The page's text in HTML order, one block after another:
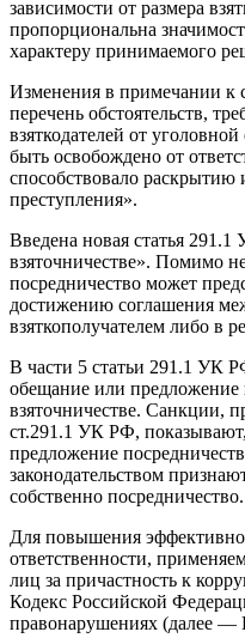
зависимости от размера
пропорциональна
характеру принимаемого
Изменения в примечании к
перечень обстоятельств,
взяткодателей от
быть освобождено от
способствовало
преступления».
Введена новая статья
взяточничестве». Помимо
посредничество может
достижению соглашения
взяткополучателем либо в
В части 5 статьи 291.1 УК
обещание или предложение
взяточничестве. Санкции,
ст.291.1 УК РФ,
предложение
законодательством
собственно посредничество.
Для повышения
ответственности,
лиц за причастность к
Кодекс Российской
правонарушениях (далее